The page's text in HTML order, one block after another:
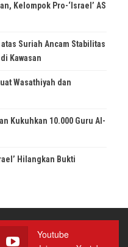
Kelompok Pro-‘Israel’ AS
Suriah Ancam Stabilitas
Kawasan
Wasathiyah dan
Kukuhkan 10.000 Guru Al-
Hilangkan Bukti
Youtube